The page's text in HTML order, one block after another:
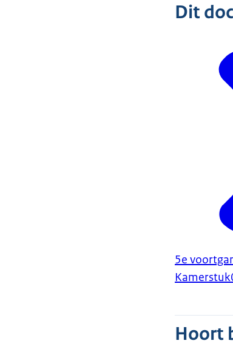
Dit
5e
Kamerstuk
Hoort